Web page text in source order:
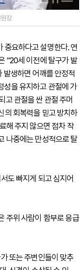
장
중요하다고 설명한다. 연
“20세 이전에 탈구가 발
발생하면 어깨를 안정적
성을 유지하고 관절에 가
고 관절을 싼 관절 주머
의 회복력을 믿고 방치하
해 주지 않으면 점차 작
나중에는 만성적으로 탈
도 빠지게 되고 심지어
주위 사람이 함부로 응급
또는 주변인들이 맞추